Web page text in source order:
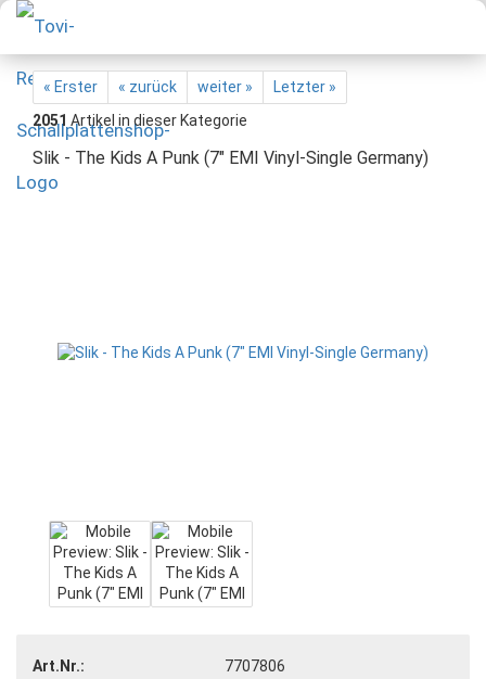
« Erster « zurück weiter »
Letzter »
2051 Artikel in dieser Kategorie
Slik - The Kids A Punk (7" EMI Vinyl-Single Germany)
Art.Nr.:
7707806